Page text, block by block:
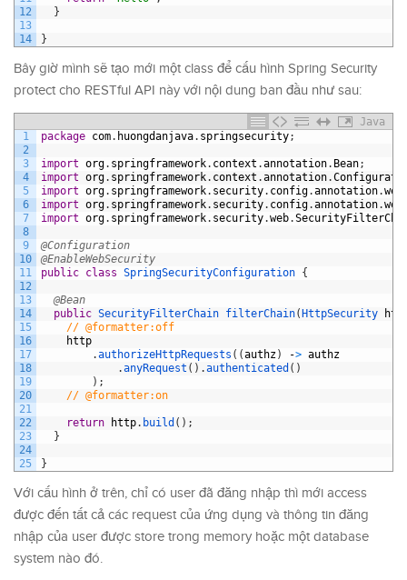
12
13
14
}
}
Bây giờ mình sẽ tạo mới một class để cấu hình Spring Security
protect cho RESTful API này với nội dung ban đầu như sau:
Java
1
2
3
4
5
6
7
8
9
10
11
12
13
14
15
16
17
18
19
20
21
22
23
24
25
package com. huongdanjava. springsecurity;
import org. springframework. context .annotation. Bean;
import org. springframework. context .annotation.
import org. springframework. security. config.annotation.web
import org. springframework. security. config.annotation.web
import org. springframework. security.web.
@Configuration
@EnableWebSecurity
public class SpringSecurityConfiguration {
@Bean
public SecurityFilterChain filterChain(HttpSecurity
// @formatter:off
http
.authorizeHttpRequests ( (authz) -> authz
.anyRequest ( ) .authenticated ( )
) ;
// @formatter:on
return http. build ( ) ;
}
}
Với cấu hình ở trên, chỉ có user đã đăng nhập thì mới access
được đến tất cả các request của ứng dụng và thông tin đăng
nhập của user được store trong memory hoặc một database
system nào đó.